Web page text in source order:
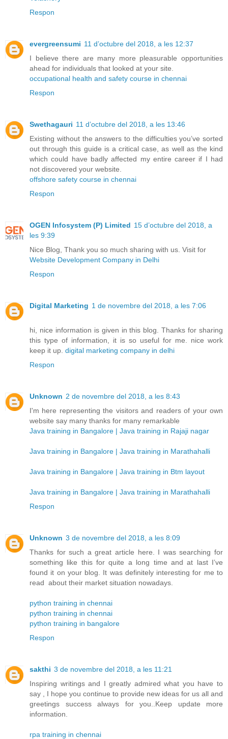
Respon
evergreensumi 11 d’octubre del 2018, a les 12:37
I believe there are many more pleasurable opportunities
ahead for individuals that looked at your site.
occupational health and safety course in chennai
Respon
Swethagauri 11 d’octubre del 2018, a les 13:46
Existing without the answers to the difficulties you’ve sorted
out through this guide is a critical case, as well as the kind
which could have badly affected my entire career if I had
not discovered your website.
offshore safety course in chennai
Respon
OGEN Infosystem (P) Limited 15 d’octubre del 2018, a
les 9:39
Nice Blog, Thank you so much sharing with us. Visit for
Website Development Company in Delhi
Respon
Digital Marketing 1 de novembre del 2018, a les 7:06
hi, nice information is given in this blog. Thanks for sharing
this type of information, it is so useful for me. nice work
keep it up. digital marketing company in delhi
Respon
Unknown 2 de novembre del 2018, a les 8:43
I'm here representing the visitors and readers of your own
website say many thanks for many remarkable
Java training in Bangalore | Java training in Rajaji nagar
Java training in Bangalore | Java training in Marathahalli
Java training in Bangalore | Java training in Btm layout
Java training in Bangalore | Java training in Marathahalli
Respon
Unknown 3 de novembre del 2018, a les 8:09
Thanks for such a great article here. I was searching for
something like this for quite a long time and at last I’ve
found it on your blog. It was definitely interesting for me to
read about their market situation nowadays.
python training in chennai
python training in chennai
python training in bangalore
Respon
sakthi 3 de novembre del 2018, a les 11:21
Inspiring writings and I greatly admired what you have to
say , I hope you continue to provide new ideas for us all and
greetings success always for you..Keep update more
information.
rpa training in chennai